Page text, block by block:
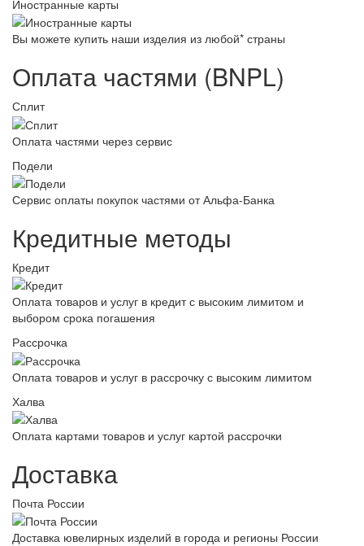
Иностранные карты
Вы можете купить наши изделия из любой* страны
Оплата частями (BNPL)
Сплит
Оплата частями через сервис
Подели
Сервис оплаты покупок частями от Альфа-Банка
Кредитные методы
Кредит
Оплата товаров и услуг в кредит с высоким лимитом и
выбором срока погашения
Рассрочка
Оплата товаров и услуг в рассрочку с высоким лимитом
Халва
Оплата картами товаров и услуг картой рассрочки
Доставка
Почта России
Доставка ювелирных изделий в города и регионы России